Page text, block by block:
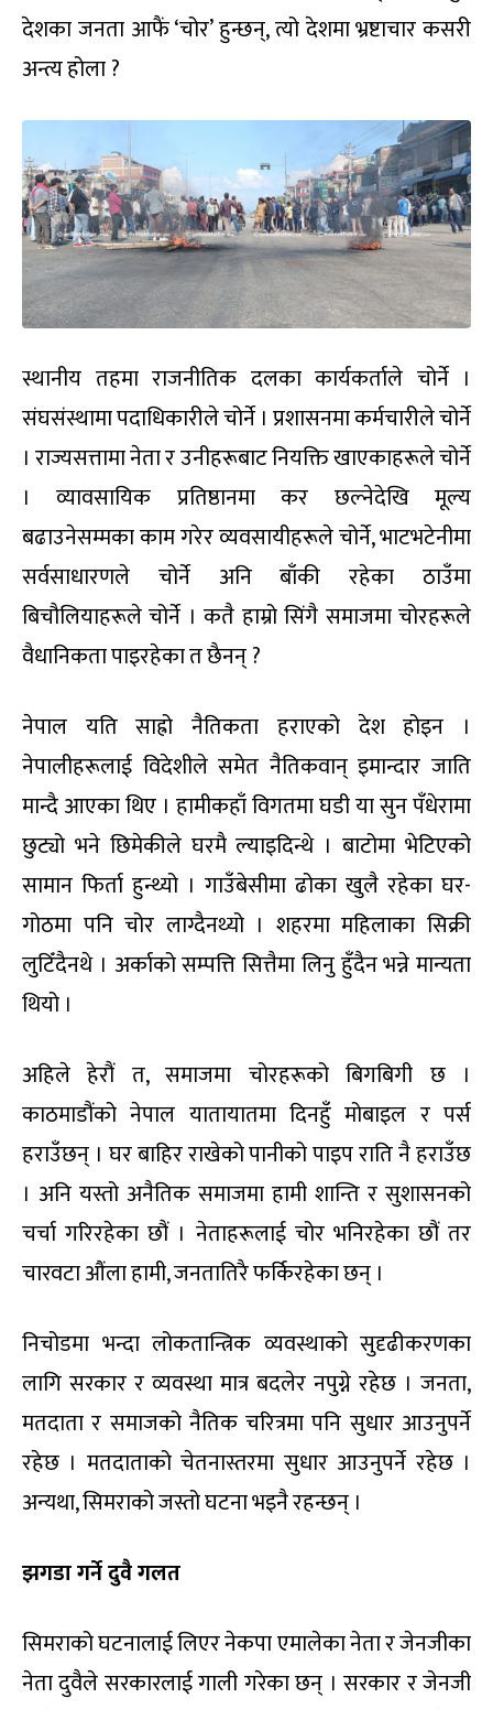
देशका जनता आफैं ‘चोर’ हुन्छन्, त्यो देशमा भ्रष्टाचार कसरी
अन्त्य होला ?
स्थानीय तहमा राजनीतिक दलका कार्यकर्ताले चोर्ने ।
संघसंस्थामा पदाधिकारीले चोर्ने । प्रशासनमा कर्मचारीले चोर्ने
। राज्यसत्तामा नेता र उनीहरूबाट नियक्ति खाएकाहरूले चोर्ने
। व्यावसायिक प्रतिष्ठानमा कर छल्नेदेखि मूल्य
बढाउनेसम्मका काम गरेर व्यवसायीहरूले चोर्ने, भाटभटेनीमा
सर्वसाधारणले चोर्ने अनि बाँकी रहेका ठाउँमा
बिचौलियाहरूले चोर्ने । कतै हाम्रो सिंगै समाजमा चोरहरूले
वैधानिकता पाइरहेका त छैनन् ?
नेपाल यति साह्रो नैतिकता हराएको देश होइन ।
नेपालीहरूलाई विदेशीले समेत नैतिकवान् इमान्दार जाति
मान्दै आएका थिए । हामीकहाँ विगतमा घडी या सुन पँधेरामा
छुट्यो भने छिमेकीले घरमै ल्याइदिन्थे । बाटोमा भेटिएको
सामान फिर्ता हुन्थ्यो । गाउँबेसीमा ढोका खुलै रहेका घर-
गोठमा पनि चोर लाग्दैनथ्यो । शहरमा महिलाका सिक्री
लुटिँदैनथे । अर्काको सम्पत्ति सित्तैमा लिनु हुँदैन भन्ने मान्यता
थियो ।
अहिले हेरौं त, समाजमा चोरहरूको बिगबिगी छ ।
काठमाडौंको नेपाल यातायातमा दिनहुँ मोबाइल र पर्स
हराउँछन् । घर बाहिर राखेको पानीको पाइप राति नै हराउँछ
। अनि यस्तो अनैतिक समाजमा हामी शान्ति र सुशासनको
चर्चा गरिरहेका छौं । नेताहरूलाई चोर भनिरहेका छौं तर
चारवटा औंला हामी, जनतातिरै फर्किरहेका छन् ।
निचोडमा भन्दा लोकतान्त्रिक व्यवस्थाको सुदृढीकरणका
लागि सरकार र व्यवस्था मात्र बदलेर नपुग्ने रहेछ । जनता,
मतदाता र समाजको नैतिक चरित्रमा पनि सुधार आउनुपर्ने
रहेछ । मतदाताको चेतनास्तरमा सुधार आउनुपर्ने रहेछ ।
अन्यथा, सिमराको जस्तो घटना भइनै रहन्छन् ।
झगडा गर्ने दुवै गलत
सिमराको घटनालाई लिएर नेकपा एमालेका नेता र जेनजीका
नेता दुवैले सरकारलाई गाली गरेका छन् । सरकार र जेनजी